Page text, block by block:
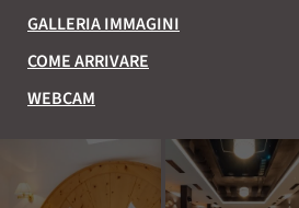
GALLERIA IMMAGINI
COME ARRIVARE
WEBCAM